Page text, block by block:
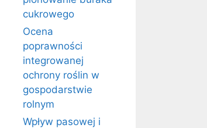
cukrowego
Ocena
poprawności
integrowanej
ochrony roślin w
gospodarstwie
rolnym
Wpływ pasowej i